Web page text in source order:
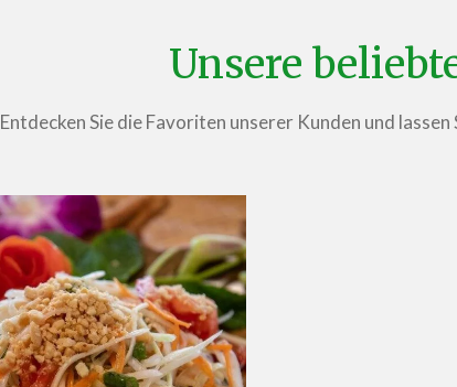
Unsere
Entdecken Sie die Favoriten unserer Kunden und